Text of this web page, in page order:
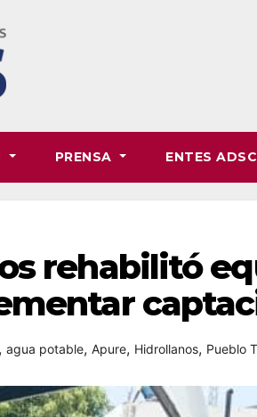
PRENSA ENTES
rehabilitó
, agua potable, Apure, Hidrollanos, Pueblo